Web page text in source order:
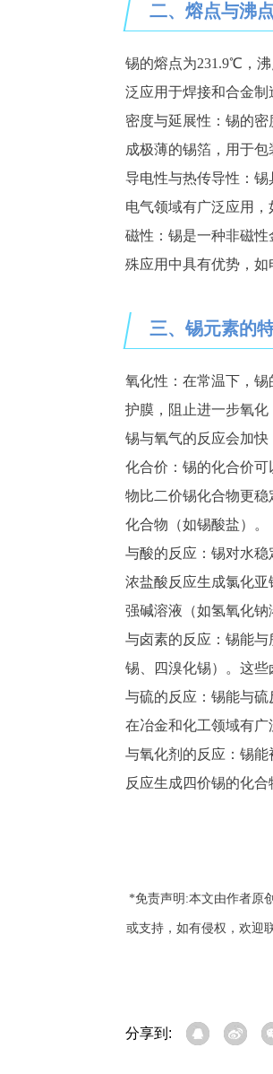
二、 熔点与沸点
锡的熔点为231.9℃，
泛应用于焊接和合金制
密度与延展性：锡的密
成极薄的锡箔，用于包
导电性与热传导性：
电气领域有广泛应用，
磁性：锡是一种非磁
殊应用中具有优势，如
三、 锡元素的
氧化性：在常温下，
护膜，阻止进一步氧化
锡与氧气的反应会加快
化合价：锡的化合价
物比二价锡化合物更
化合物（如锡酸盐）。
与酸的反应：锡对水
浓盐酸反应生成氯化
强碱溶液（如氢氧化钠
与卤素的反应：锡能
锡、四溴化锡）。这些
与硫的反应：锡能与硫
在冶金和化工领域有广
与氧化剂的反应：锡
反应生成四价锡的化
*免责声明:本文由作者原
或支持，如有侵权，欢迎
分享到: